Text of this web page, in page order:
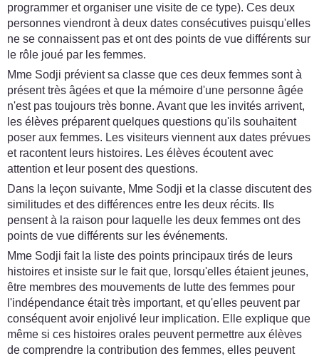
programmer et organiser une visite de ce type). Ces deux
personnes viendront à deux dates consécutives puisqu'elles
ne se connaissent pas et ont des points de vue différents sur
le rôle joué par les femmes.
Mme Sodji prévient sa classe que ces deux femmes sont à
présent très âgées et que la mémoire d'une personne âgée
n'est pas toujours très bonne. Avant que les invités arrivent,
les élèves préparent quelques questions qu'ils souhaitent
poser aux femmes. Les visiteurs viennent aux dates prévues
et racontent leurs histoires. Les élèves écoutent avec
attention et leur posent des questions.
Dans la leçon suivante, Mme Sodji et la classe discutent des
similitudes et des différences entre les deux récits. Ils
pensent à la raison pour laquelle les deux femmes ont des
points de vue différents sur les événements.
Mme Sodji fait la liste des points principaux tirés de leurs
histoires et insiste sur le fait que, lorsqu'elles étaient jeunes,
être membres des mouvements de lutte des femmes pour
l'indépendance était très important, et qu'elles peuvent par
conséquent avoir enjolivé leur implication. Elle explique que
même si ces histoires orales peuvent permettre aux élèves
de comprendre la contribution des femmes, elles peuvent